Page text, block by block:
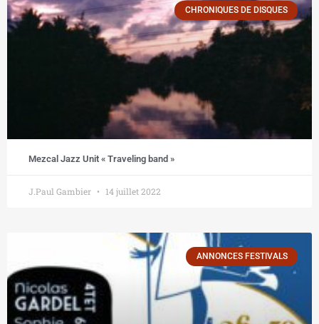
CHRONIQUES DE DISQUES
Mezcal Jazz Unit « Traveling band »
J.Paul Gambier 14 juillet 2022
ANNONCES FESTIVALS